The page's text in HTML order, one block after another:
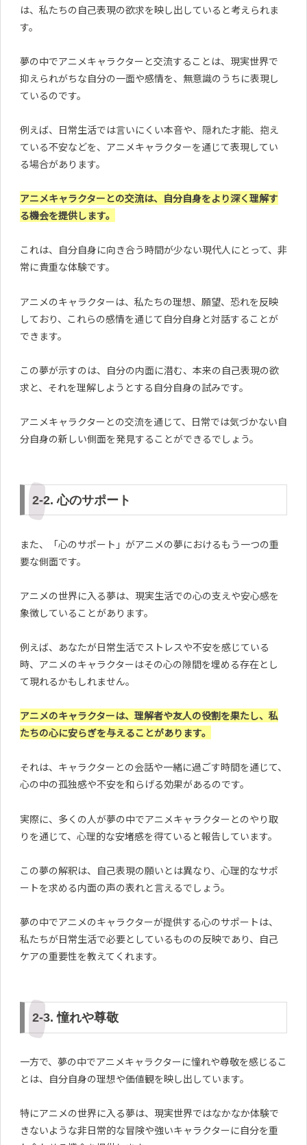
は、私たちの自己表現の欲求を映し出していると考えられま
す。
夢の中でアニメキャラクターと交流することは、現実世界で
抑えられがちな自分の一面や感情を、無意識のうちに表現し
ているのです。
例えば、日常生活では言いにくい本音や、隠れた才能、抱え
ている不安などを、アニメキャラクターを通じて表現してい
る場合があります。
アニメキャラクターとの交流は、自分自身をより深く理解す
る機会を提供します。
これは、自分自身に向き合う時間が少ない現代人にとって、非
常に貴重な体験です。
アニメのキャラクターは、私たちの理想、願望、恐れを反映
しており、これらの感情を通じて自分自身と対話することが
できます。
この夢が示すのは、自分の内面に潜む、本来の自己表現の欲
求と、それを理解しようとする自分自身の試みです。
アニメキャラクターとの交流を通じて、日常では気づかない自
分自身の新しい側面を発見することができるでしょう。
2-2. 心のサポート
また、「心のサポート」がアニメの夢におけるもう一つの重
要な側面です。
アニメの世界に入る夢は、現実生活での心の支えや安心感を
象徴していることがあります。
例えば、あなたが日常生活でストレスや不安を感じている
時、アニメのキャラクターはその心の隙間を埋める存在とし
て現れるかもしれません。
アニメのキャラクターは、理解者や友人の役割を果たし、私
たちの心に安らぎを与えることがあります。
それは、キャラクターとの会話や一緒に過ごす時間を通じて、
心の中の孤独感や不安を和らげる効果があるのです。
実際に、多くの人が夢の中でアニメキャラクターとのやり取
りを通じて、心理的な安堵感を得ていると報告しています。
この夢の解釈は、自己表現の願いとは異なり、心理的なサポ
ートを求める内面の声の表れと言えるでしょう。
夢の中でアニメのキャラクターが提供する心のサポートは、
私たちが日常生活で必要としているものの反映であり、自己
ケアの重要性を教えてくれます。
2-3. 憧れや尊敬
一方で、夢の中でアニメキャラクターに憧れや尊敬を感じるこ
とは、自分自身の理想や価値観を映し出しています。
特にアニメの世界に入る夢は、現実世界ではなかなか体験で
きないような非日常的な冒険や強いキャラクターに自分を重